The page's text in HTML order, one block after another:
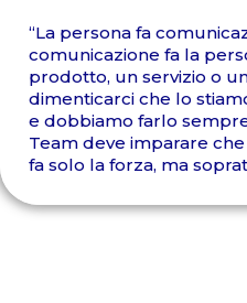
“La persona fa
comunicazione fa la
prodotto, un servizio o
dimenticarci che lo
e dobbiamo farlo
Team deve imparare
fa solo la forza, ma